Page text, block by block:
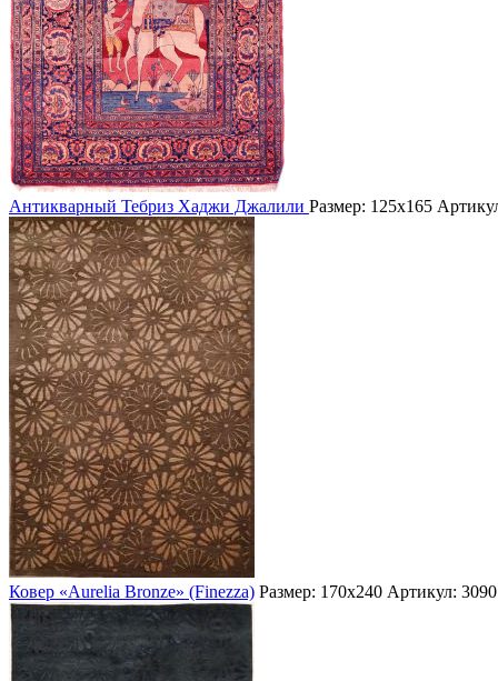
Антикварный Тебриз Хаджи Джалили Размер: 125х165
Ковер «Aurelia Bronze» (Finezza) Размер: 170х240 Артикул: 3090